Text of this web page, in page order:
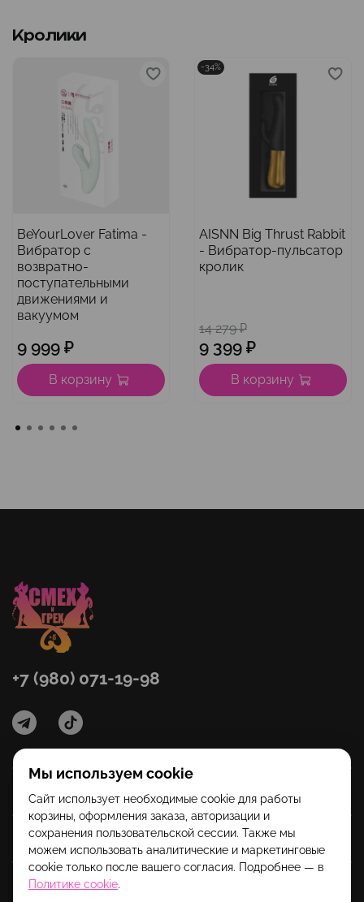
Кролики
BeYourLover Fatima -
Вибратор с
возвратно-
поступательными
движениями и
вакуумом
9 999 ₽
В корзину
-34%
AISNN Big Thrust Rabbit
- Вибратор-пульсатор
кролик
14 279 ₽
9 399 ₽
В корзину
Категории
Помощь
Информация
+7 (980) 071-19-98
Мы используем cookie
Сайт использует необходимые cookie для работы
корзины, оформления заказа, авторизации и
сохранения пользовательской сессии. Также мы
можем использовать аналитические и маркетинговые
cookie только после вашего согласия. Подробнее — в
Политике cookie.